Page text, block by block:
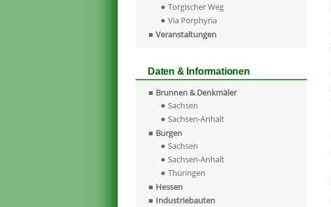
Torgischer Weg
Via Porphyria
Veranstaltungen
Daten & Informationen
Brunnen & Denkmäler
Sachsen
Sachsen-Anhalt
Burgen
Sachsen
Sachsen-Anhalt
Thüringen
Hessen
Industriebauten